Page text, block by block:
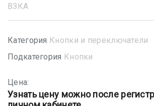
ВЗКА
Категория Кнопки и переключатели
Подкатегория Кнопки
Цена:
Узнать цену можно после